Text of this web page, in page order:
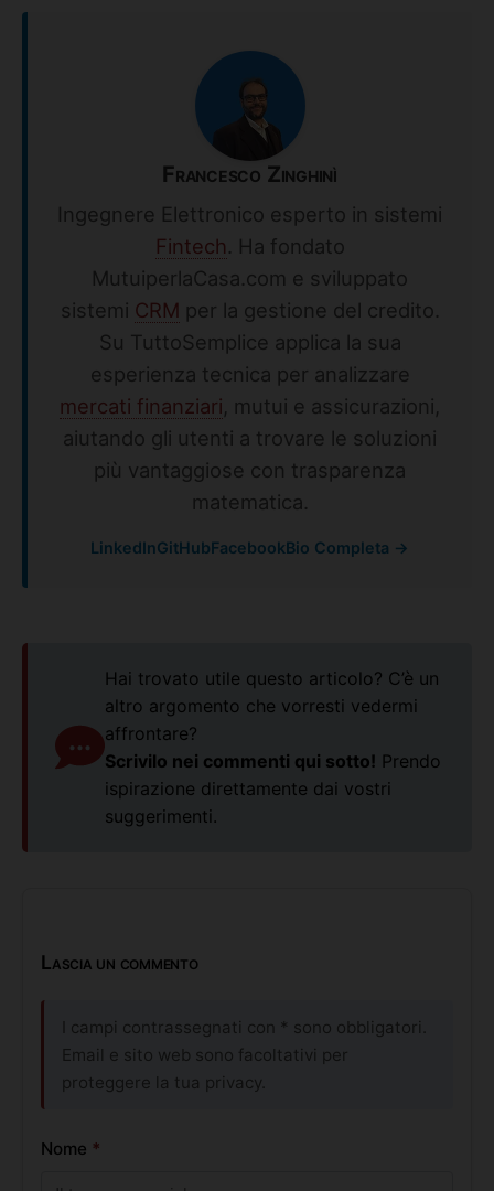
Francesco Zinghinì
Ingegnere Elettronico esperto in sistemi
Fintech. Ha fondato
MutuiperlaCasa.com e sviluppato
sistemi CRM per la gestione del credito.
Su TuttoSemplice applica la sua
esperienza tecnica per analizzare
mercati finanziari , mutui e assicurazioni,
aiutando gli utenti a trovare le soluzioni
più vantaggiose con trasparenza
matematica.
LinkedInGitHubFacebookBio Completa →
Hai trovato utile questo articolo? C’è un
altro argomento che vorresti vedermi
affrontare?
Scrivilo nei commenti qui sotto! Prendo
ispirazione direttamente dai vostri
suggerimenti.
Lascia un commento
I campi contrassegnati con * sono obbligatori.
Email e sito web sono facoltativi per
proteggere la tua privacy.
Nome *